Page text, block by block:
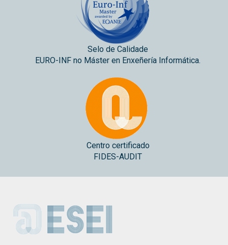
Selo de Calidade
EURO-INF no Máster en Enxeñería Informática.
Centro certificado
FIDES-AUDIT
ESEI